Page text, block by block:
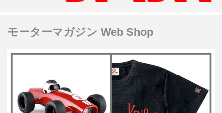
モーターマガジン Web Shop